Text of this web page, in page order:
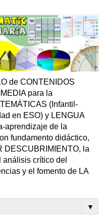
de CONTENIDOS
para la
(Infantil-
en ESO) y LENGUA
aprendizaje de la
fundamento didáctico,
DESCUBRIMIENTO, la
crítico del
y el fomento de LA
▼